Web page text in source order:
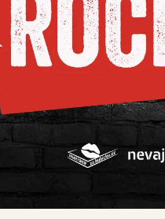
Stage
Rock